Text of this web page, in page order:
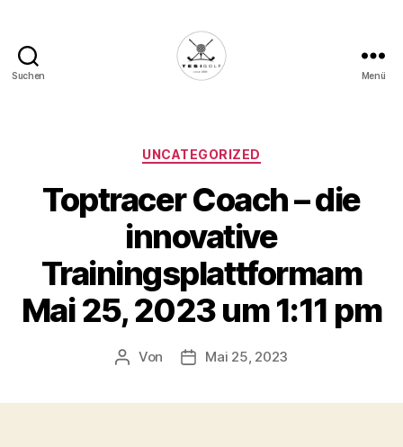
Suchen
Deine
Plattform
für
Golfbegeisterte!
Menü
Kategorien
UNCATEGORIZED
Toptracer Coach – die
innovative
Trainingsplattformam
Mai 25, 2023 um 1:11 pm
Beitragsautor
Von Veröffentlichungsdatum
Mai 25, 2023